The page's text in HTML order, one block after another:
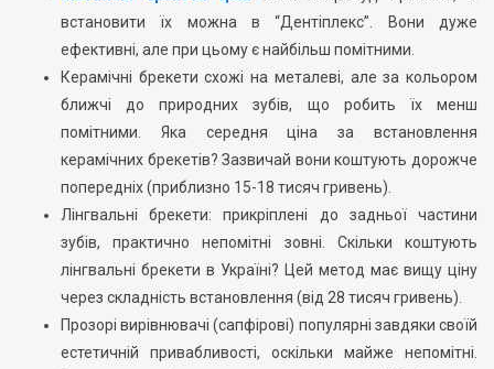
встановити їх можна в “Дентіплекс”. Вони дуже
ефективні, але при цьому є найбільш помітними.
Керамічні брекети схожі на металеві, але за кольором
ближчі до природних зубів, що робить їх менш
помітними. Яка середня ціна за встановлення
керамічних брекетів? Зазвичай вони коштують дорожче
попередніх (приблизно 15-18 тисяч гривень).
Лінгвальні брекети: прикріплені до задньої частини
зубів, практично непомітні зовні. Скільки коштують
лінгвальні брекети в Україні? Цей метод має вищу ціну
через складність встановлення (від 28 тисяч гривень).
Прозорі вирівнювачі (сапфірові) популярні завдяки своїй
естетичній привабливості, оскільки майже непомітні.